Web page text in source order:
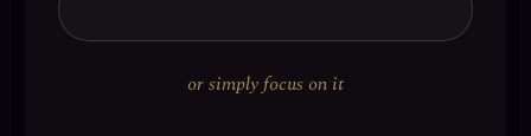
or simply focus on it